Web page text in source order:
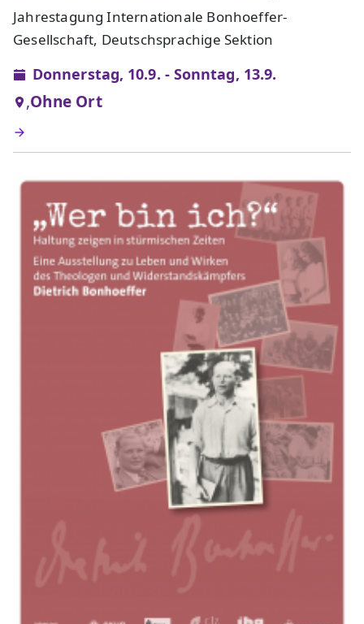
Jahrestagung Internationale Bonhoeffer-
Gesellschaft, Deutschsprachige Sektion
Donnerstag, 10.9. - Sonntag, 13.9.
,Ohne Ort